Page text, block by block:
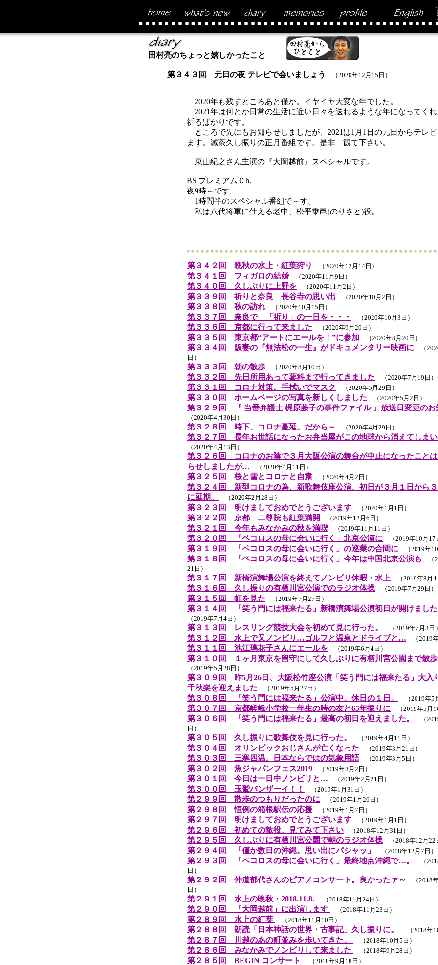
田村亮のちょっと嬉しかったこと
第３４３回 元日の夜 テレビで会いましょう （2020年12月15日）
2020年も残すところあと僅か。イヤイヤ大変な年でした。
2021年は何とか日常の生活に近い日々を送れるような年になってくれ
祈るばかりです。
ところで先にもお知らせしましたが、2021は1月1日の元日からテレビ
ます。滅茶久し振りの正月番組です。是非 観て下さい。
東山紀之さん主演の『大岡越前』スペシャルです。
BS プレミアムＣh.
夜9時～です。
1時間半のスペシャル番組で～す。
私は八代将軍に仕える老中、松平乗邑(のりさと)役。
第３４２回 晩秋の水上・紅葉狩り （2020年12月14日）
第３４１回 フィガロの結婚 （2020年11月9日）
第３４０回 久しぶりに上野を （2020年11月2日）
第３３９回 祈りと奈良 長谷寺の思い出 （2020年10月2日）
第３３８回 秋の訪れ （2020年10月15日）
第３３７回 奈良で 「祈り」の一日を・・・ （2020年10月3日）
第３３６回 京都に行って来ました （2020年9月20日）
第３３５回 東京都“アートにエールを！”に参加 （2020年8月20日）
第３３４回 阪妻の『無法松の一生』がドキュメンタリー映画に （
日）
第３３３回 朝の散歩 （2020年8月10日）
第３３２回 先日所用あって蓼科まで行ってきました （2020年7月19日）
第３３１回 コロナ対策。手拭いでマスク （2020年5月29日）
第３３０回 ホームページの写真を新しくしました （2020年5月2日）
第３２９回 『 当番弁護士 梶原藤子の事件ファイル 』放送日変更のお
（2020年4月30日）
第３２８回 時下、コロナ蔓延。だから～ （2020年4月29日）
第３２７回 長年お世話になったお弁当屋がこの地球から消えてしま
（2020年4月13日）
第３２６回 コロナのお陰で３月大阪公演の舞台が中止になったこと
らせしましたが… （2020年4月11日）
第３２５回 桜と雪とコロナと自粛 （2020年4月2日）
第３２４回 新型コロナの為、新歌舞伎座公演、初日が３月１日から３
に延期。
（2020年2月28日）
第３２３回 明けましておめでとうございます （2020年1月1日）
第３２２回 京都 二尊院も紅葉満開 （2019年12月6日）
第３２１回 今年もみなかみの秋を満喫 （2019年11月11日）
第３２０回 「ペコロスの母に会いに行く」北京公演に （2019年10月17
第３１９回 「ペコロスの母に会いに行く」の巡業の合間に （2019年10
第３１８回 「ペコロスの母に会いに行く」今年は中国北京公演も
（
21日）
第３１７回 新橋演舞場公演を終えてノンビリ休暇・水上 （2019年8月4
第３１６回 久し振りの有栖川宮公演でのラジオ体操（2019年7月29日）
第３１５回 虹を見た （2019年7月27日）
第３１４回 「笑う門には福来たる」新橋演舞場公演初日が開けました
（2019年7月4日）
第３１３回 レスリング競技大会を初めて見に行った。 （2019年7月3日）
第３１２回 水上で又ノンビリ…ゴルフと温泉とドライブと… （2019年
第３１１回 池江璃花子さんにエールを （2019年6月4日）
第３１０回 １ヶ月東京を留守にして久しぶりに有栖川宮公園まで散歩
（2019年5月28日）
第３０９回 昨5月26日、大阪松竹座公演「笑う門には福来たる」大入
千秋楽を迎えました （2019年5月27日）
第３０８回 「笑う門には福来たる」公演中。休日の１日。 （2019年5
第３０７回 京都嵯峨小学校一年生の時の友と65年振りに （2019年5月16
第３０６回 「笑う門には福来たる」最高の初日を迎えました。
（
日）
第３０５回 久し振りに歌舞伎を見に行った。 （2019年4月11日）
第３０４回 オリンピックおじさんが亡くなった （2019年3月21日）
第３０３回 三寒四温。日本ならではの気象用語（2019年3月5日）
第３０２回 魚ジャパンフェス2019 （2019年3月2日）
第３０１回 今日は一日中ノンビリと… （2019年2月21日）
第３００回 玉鷲バンザーイ！！ （2019年1月31日）
第２９９回 散歩のつもりだったのに （2019年1月26日）
第２９８回 恒例の箱根駅伝の応援 （2019年1月7日）
第２９７回 明けましておめでとうございます （2019年1月1日）
第２９６回 初めての敵役、見てみて下さい （2018年12月31日）
第２９５回 久しぶりに有栖川宮公園で朝のラジオ体操（2018年12月22
第２９４回 「僅か数日の沖縄。思い出にパシャッ」 （2018年12月7日）
第２９３回 「ペコロスの母に会いに行く」最終地点沖縄で…。
（
日）
第２９２回 仲道郁代さんのピアノコンサート。良かったァ～
（2018
日）
第２９１回 水上の晩秋・2018.11.8. （2018年11月24日）
第２９０回 「大岡越前」に出演します （2018年11月23日）
第２８９回 水上の紅葉 （2018年11月10日）
第２８８回 朗読「日本神話の世界・古事記」久し振りに。 （2018年
第２８７回 川越のあの町並みを歩いてきた。 （2018年10月5日）
第２８６回 みなかみでノンビリして来ました （2018年9月28日）
第２８５回 BEGIN コンサート （2018年9月18日）